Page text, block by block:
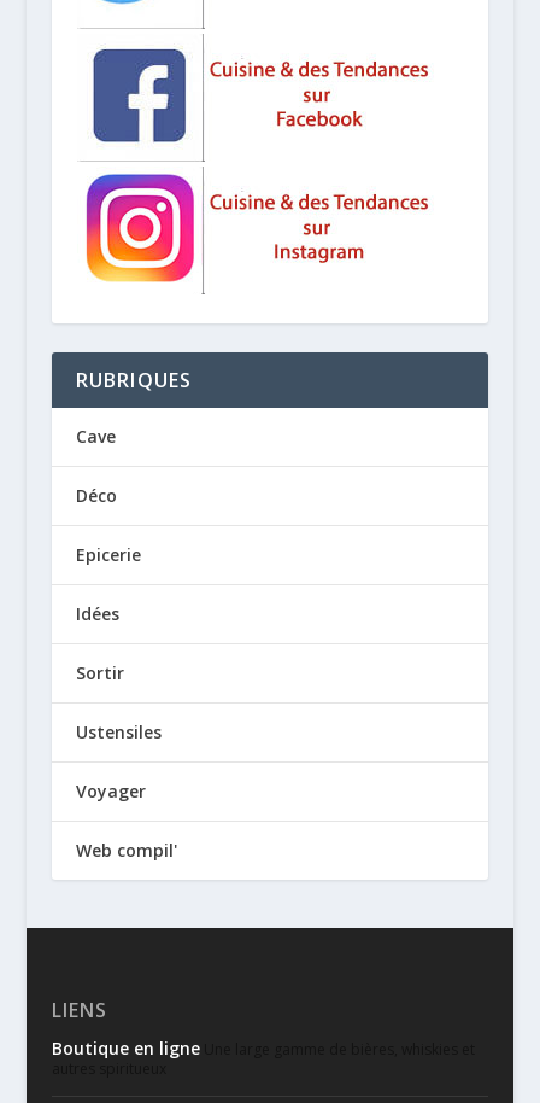
RUBRIQUES
Cave
Déco
Epicerie
Idées
Sortir
Ustensiles
Voyager
Web compil'
LIENS
Boutique en ligneUne large gamme de bières, whiskies et